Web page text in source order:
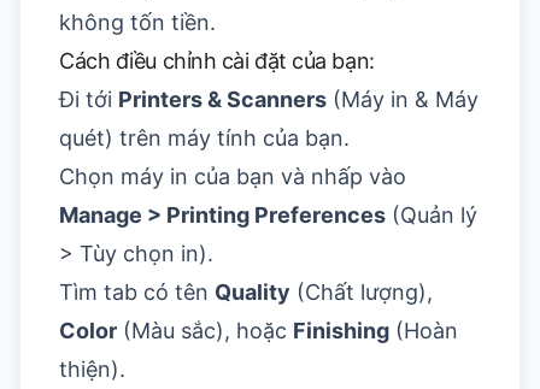
không tốn tiền.
Cách điều chỉnh cài đặt của bạn:
Đi tới Printers & Scanners (Máy in & Máy
quét) trên máy tính của bạn.
Chọn máy in của bạn và nhấp vào
Manage > Printing Preferences (Quản lý
> Tùy chọn in).
Tìm tab có tên Quality (Chất lượng),
Color (Màu sắc), hoặc Finishing (Hoàn
thiện).